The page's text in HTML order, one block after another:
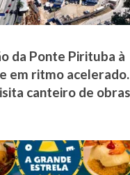
da Ponte Pirituba à
em ritmo acelerado.
canteiro de